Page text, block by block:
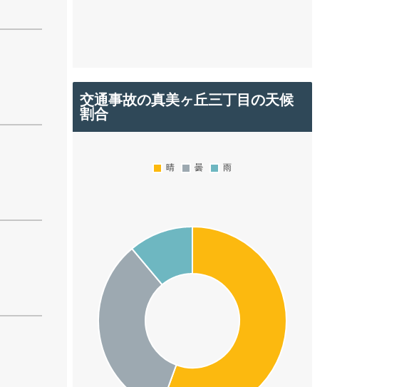
交通事故の真美ヶ丘三丁目の天候
割合